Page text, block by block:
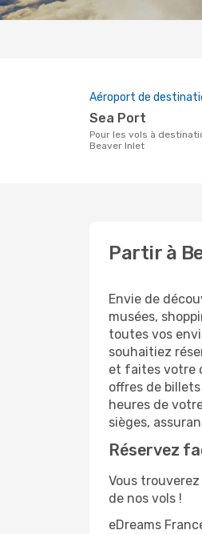
Aéroport de
Sea Port
Pour les vols à destination de
Beaver Inlet
Partir à
Envie de
musées,
toutes vos
souhaitiez
et faites votre
offres de
heures de
sièges,
Réservez
Vous
de nos vols !
eDreams